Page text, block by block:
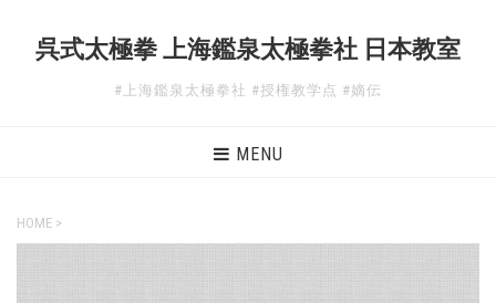
呉式太極拳 上海鑑泉太極拳社 日本教室
#上海鑑泉太極拳社 #授権教学点 #嫡伝
MENU
HOME >